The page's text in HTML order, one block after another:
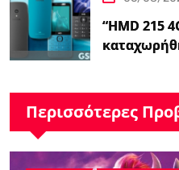
“HMD 215
Περισσότερες